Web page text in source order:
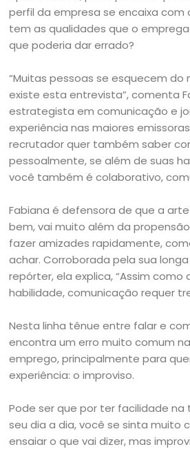
perfil da empresa se encaixa com
tem as qualidades que o
que poderia dar errado?
“Muitas pessoas se esquecem do
existe esta entrevista”, comenta
estrategista em comunicação e
experiência nas maiores
recrutador quer também saber
pessoalmente, se além de suas
você também é colaborativo,
Fabiana é defensora de que a
bem, vai muito além da
fazer amizades rapidamente,
achar. Corroborada pela sua
repórter, ela explica, “Assim como
habilidade, comunicação requer
Nesta linha tênue entre falar e
encontra um erro muito comum
emprego, principalmente para
experiência: o improviso.
Pode ser que por ter facilidade na
seu dia a dia, você se sinta muito
ensaiar o que vai dizer, mas